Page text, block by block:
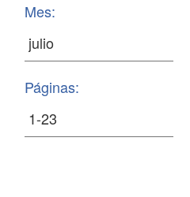
Mes:
Páginas: